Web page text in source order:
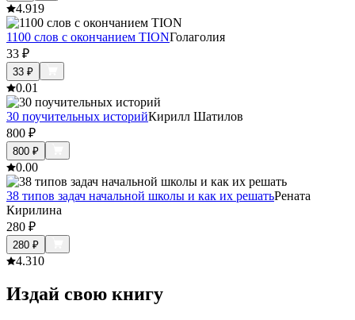
4.919
1100 слов с окончанием TIONГолаголия
33 ₽
33 ₽
0.01
30 поучительных историйКирилл Шатилов
800 ₽
800 ₽
0.00
38 типов задач начальной школы и как их решатьРената
Кирилина
280 ₽
280 ₽
4.310
Издай свою книгу